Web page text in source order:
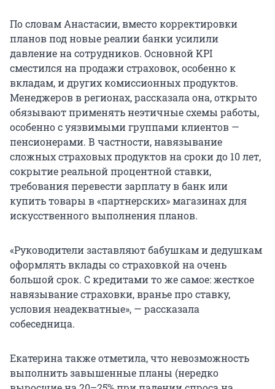
По словам Анастасии, вместо корректировки
планов под новые реалии банки усилили
давление на сотрудников. Основной KPI
сместился на продажи страховок, особенно к
вкладам, и других комиссионных продуктов.
Менеджеров в регионах, рассказала она, открыто
обязывают применять неэтичные схемы работы,
особенно с уязвимыми группами клиентов —
пенсионерами. В частности, навязывание
сложных страховых продуктов на сроки до 10 лет,
сокрытие реальной процентной ставки,
требования перевести зарплату в банк или
купить товары в «партнерских» магазинах для
искусственного выполнения планов.
«Руководители заставляют бабушкам и дедушкам
оформлять вклады со страховкой на очень
большой срок. С кредитами то же самое: жесткое
навязывание страховки, вранье про ставку,
условия неадекватные», — рассказала
собеседница.
Екатерина также отметила, что невозможность
выполнить завышенные планы (нередко